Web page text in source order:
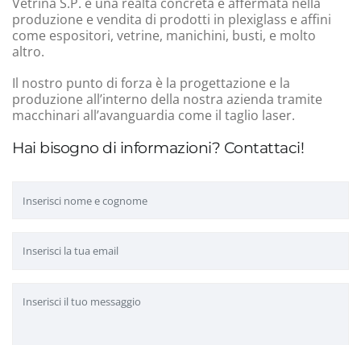
Hai bisogno di informazioni? Contattaci!
produzione e vendita di prodotti in plexiglass e affini
come espositori, vetrine, manichini, busti, e molto
altro.
Il nostro punto di forza è la progettazione e la
produzione all’interno della nostra azienda tramite
macchinari all’avanguardia come il taglio laser.